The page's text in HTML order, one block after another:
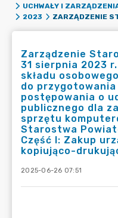
UCHWAŁY I
2023
Zarządzenie
31 sierpnia 2023
składu
do
postępowania o
publicznego dla
sprzętu
Starostwa
Część I: Zakup
kopiująco-
2025-06-26 07:51